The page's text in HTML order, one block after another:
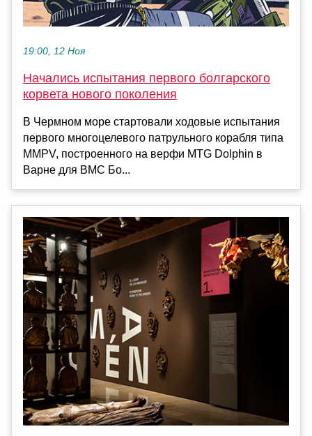
19:00, 12 Ноя
Начались испытания первого болгарского
корвета нового поколения
В Чермном море стартовали ходовые испытания
первого многоцелевого патрульного корабля типа
MMPV, построенного на верфи MTG Dolphin в
Варне для ВМС Бо...